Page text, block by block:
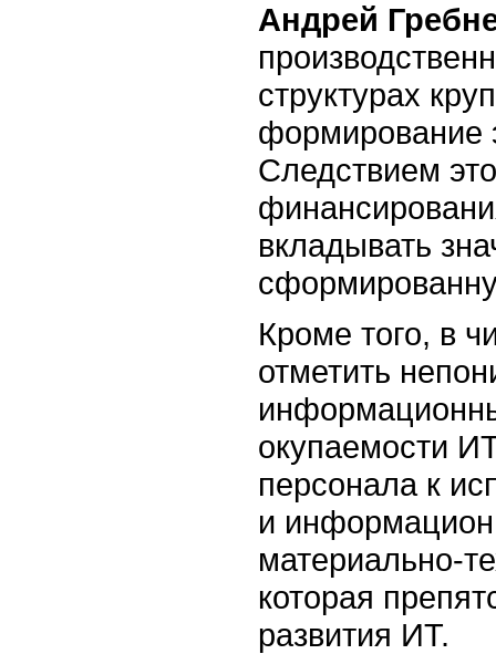
Андрей
структурах
формирование
Следствием
вкладывать
Кроме того, в
отметить
окупаемости
персонала к
и
материально-
которая
развития ИТ.